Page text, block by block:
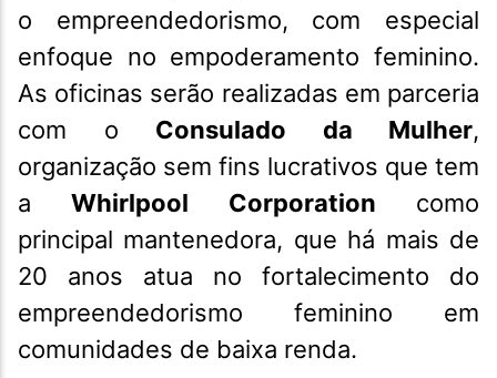
o empreendedorismo, com especial
enfoque no empoderamento feminino.
As oficinas serão realizadas em parceria
com o Consulado da Mulher,
organização sem fins lucrativos que tem
aWhirlpool Corporation como
principal mantenedora, que há mais de
20 anos atua no fortalecimento do
empreendedorismo feminino em
comunidades de baixa renda.